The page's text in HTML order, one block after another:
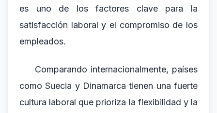
es uno de los factores clave para la
satisfacción laboral y el compromiso de los
empleados.
Comparando internacionalmente, países
como Suecia y Dinamarca tienen una fuerte
cultura laboral que prioriza la flexibilidad y la